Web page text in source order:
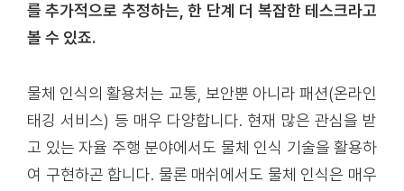
를 추가적으로 추정하는, 한 단계 더 복잡한 테스크라고
볼 수 있죠.
물체 인식의 활용처는 교통, 보안뿐 아니라 패션(온라인
태깅 서비스) 등 매우 다양합니다. 현재 많은 관심을 받
고 있는 자율 주행 분야에서도 물체 인식 기술을 활용하
여 구현하곤 합니다. 물론 매쉬에서도 물체 인식은 매우